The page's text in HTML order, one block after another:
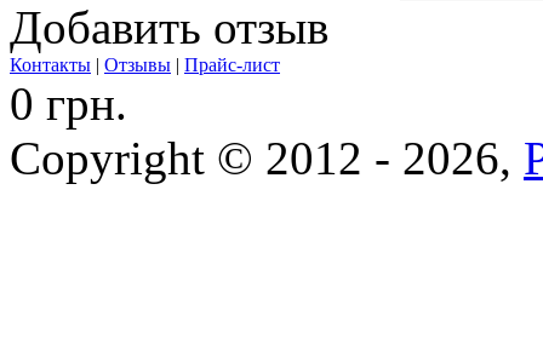
Добавить отзыв
Контакты | Отзывы | Прайс-лист
0 грн.
Copyright © 2012 - 2026,